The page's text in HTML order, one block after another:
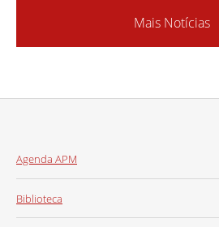
Mais Notícias
Agenda APM
Biblioteca